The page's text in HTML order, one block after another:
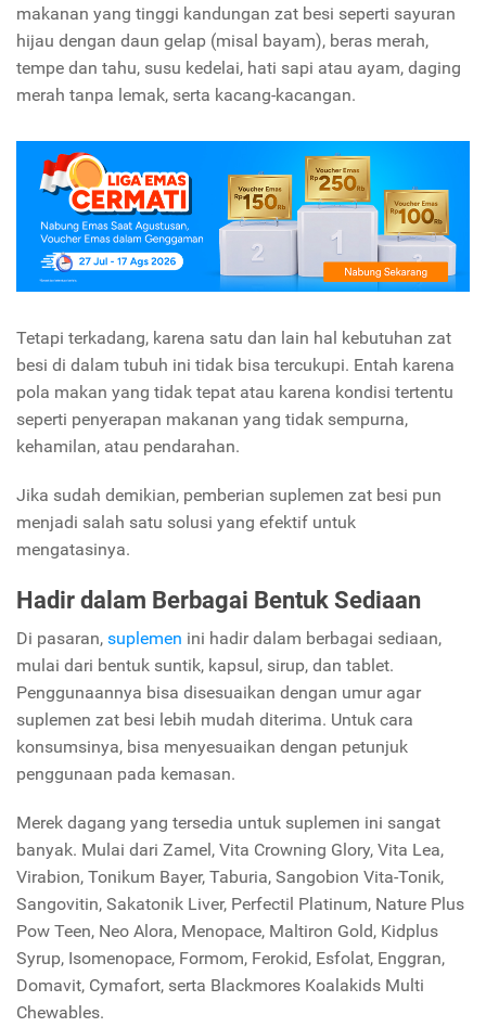
makanan yang tinggi kandungan zat besi seperti sayuran
hijau dengan daun gelap (misal bayam), beras merah,
tempe dan tahu, susu kedelai, hati sapi atau ayam, daging
merah tanpa lemak, serta kacang-kacangan.
Tetapi terkadang, karena satu dan lain hal kebutuhan zat
besi di dalam tubuh ini tidak bisa tercukupi. Entah karena
pola makan yang tidak tepat atau karena kondisi tertentu
seperti penyerapan makanan yang tidak sempurna,
kehamilan, atau pendarahan.
Jika sudah demikian, pemberian suplemen zat besi pun
menjadi salah satu solusi yang efektif untuk
mengatasinya.
Hadir dalam Berbagai Bentuk Sediaan
Di pasaran, suplemen ini hadir dalam berbagai sediaan,
mulai dari bentuk suntik, kapsul, sirup, dan tablet.
Penggunaannya bisa disesuaikan dengan umur agar
suplemen zat besi lebih mudah diterima. Untuk cara
konsumsinya, bisa menyesuaikan dengan petunjuk
penggunaan pada kemasan.
Merek dagang yang tersedia untuk suplemen ini sangat
banyak. Mulai dari Zamel, Vita Crowning Glory, Vita Lea,
Virabion, Tonikum Bayer, Taburia, Sangobion Vita-Tonik,
Sangovitin, Sakatonik Liver, Perfectil Platinum, Nature Plus
Pow Teen, Neo Alora, Menopace, Maltiron Gold, Kidplus
Syrup, Isomenopace, Formom, Ferokid, Esfolat, Enggran,
Domavit, Cymafort, serta Blackmores Koalakids Multi
Chewables.